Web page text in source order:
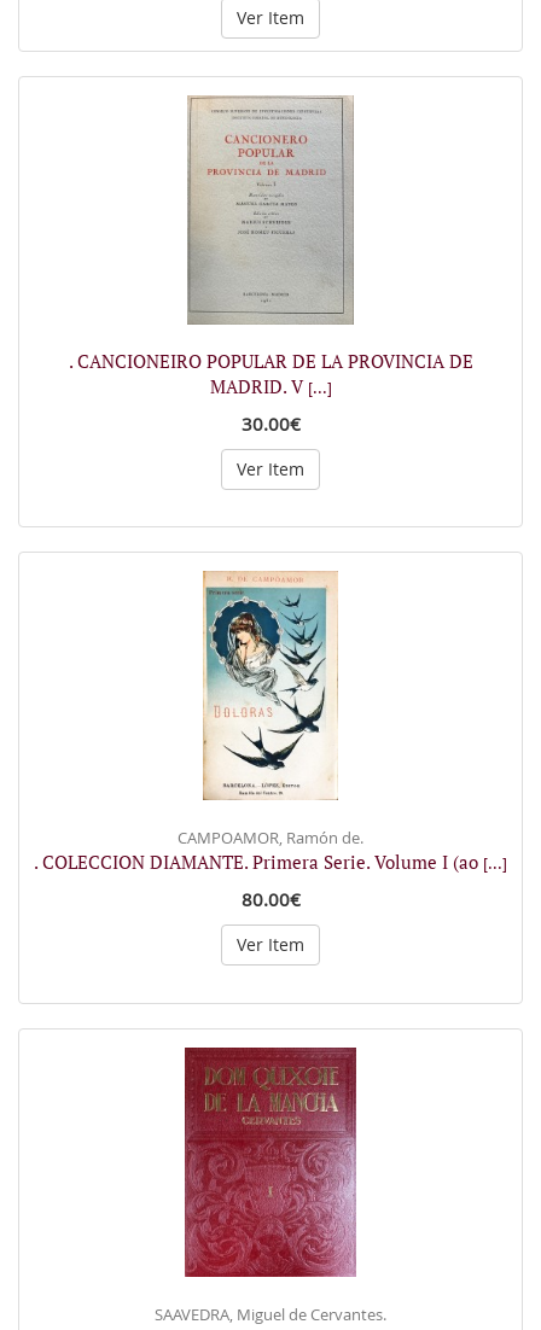
Ver Item
. CANCIONEIRO POPULAR DE LA PROVINCIA DE
MADRID. V [...]
30.00€
Ver Item
CAMPOAMOR, Ramón de.
. COLECCION DIAMANTE. Primera Serie. Volume I (ao [...]
80.00€
Ver Item
SAAVEDRA, Miguel de Cervantes.